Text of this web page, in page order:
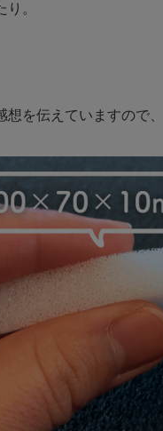
。
を伝えていますので、